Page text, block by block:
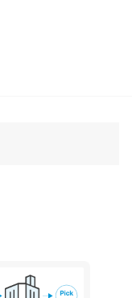
らこまめに外してく
、強い個性を持つ女